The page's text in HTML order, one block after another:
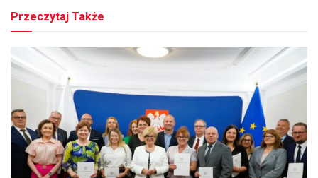
Przeczytaj Także